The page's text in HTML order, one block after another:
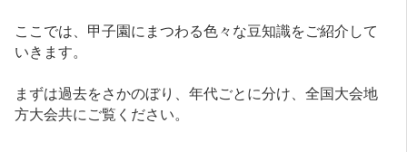
ここでは、甲子園にまつわる色々な豆知識をご紹介して
いきます。
まずは過去をさかのぼり、年代ごとに分け、全国大会地
方大会共にご覧ください。